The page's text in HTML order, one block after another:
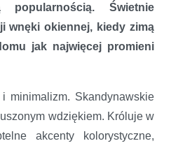
Świetnie
wnęki okiennej, kiedy zimą
jak najwięcej promieni
minimalizm. Skandynawskie
wdziękiem. Króluje w
akcenty kolorystyczne,